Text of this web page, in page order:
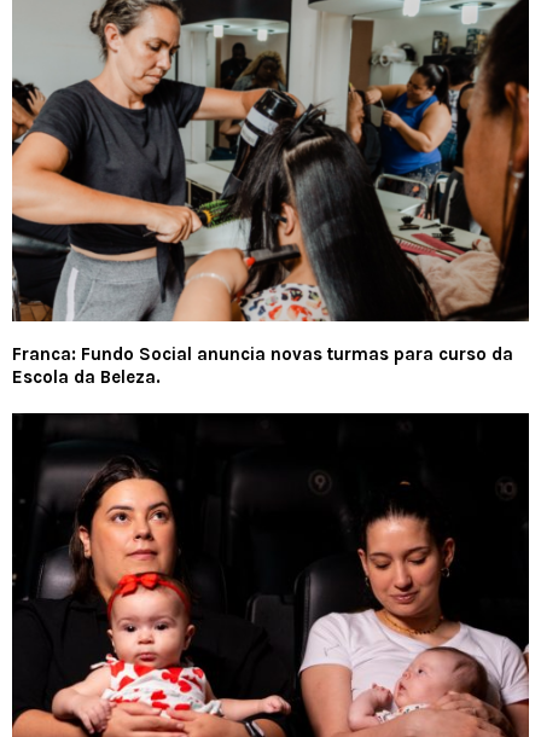
Franca: Fundo Social anuncia novas turmas para curso da
Escola da Beleza.